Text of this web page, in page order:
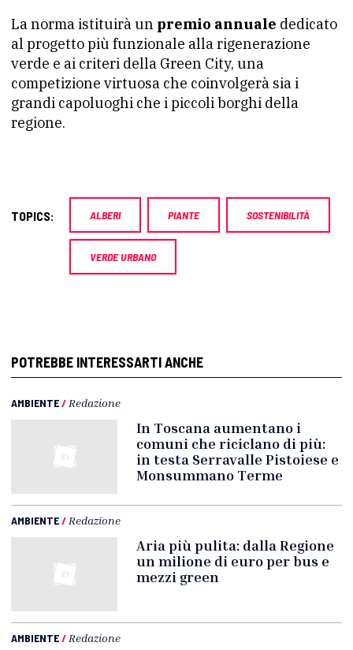
La norma istituirà un premio annuale dedicato
al progetto più funzionale alla rigenerazione
verde e ai criteri della Green City, una
competizione virtuosa che coinvolgerà sia i
grandi capoluoghi che i piccoli borghi della
regione.
TOPICS: ALBERI PIANTE SOSTENIBILITÀ
VERDE URBANO
POTREBBE INTERESSARTI ANCHE
AMBIENTE/ Redazione
In Toscana aumentano i
comuni che riciclano di più:
in testa Serravalle Pistoiese e
Monsummano Terme
AMBIENTE/ Redazione
Aria più pulita: dalla Regione
un milione di euro per bus e
mezzi green
AMBIENTE/ Redazione